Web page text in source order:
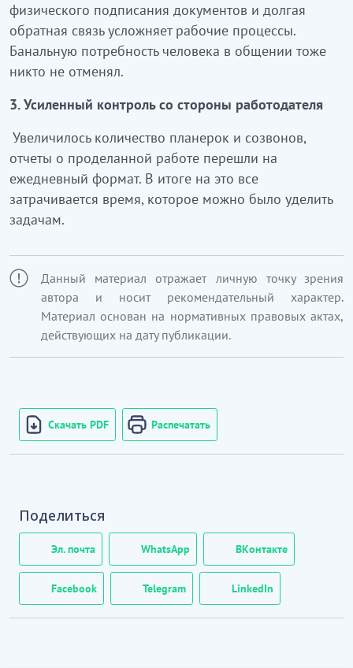
физического подписания документов и долгая
обратная связь усложняет рабочие процессы.
Банальную потребность человека в общении тоже
никто не отменял.
3. Усиленный контроль со стороны работодателя
Увеличилось количество планерок и созвонов,
отчеты о проделанной работе перешли на
ежедневный формат. В итоге на это все
затрачивается время, которое можно было уделить
задачам.
Данный материал отражает личную точку зрения
автора и носит рекомендательный характер.
Материал основан на нормативных правовых актах,
действующих на дату публикации.
Скачать PDF Распечатать
Поделиться
Эл. почта WhatsApp ВКонтакте
Facebook Telegram LinkedIn